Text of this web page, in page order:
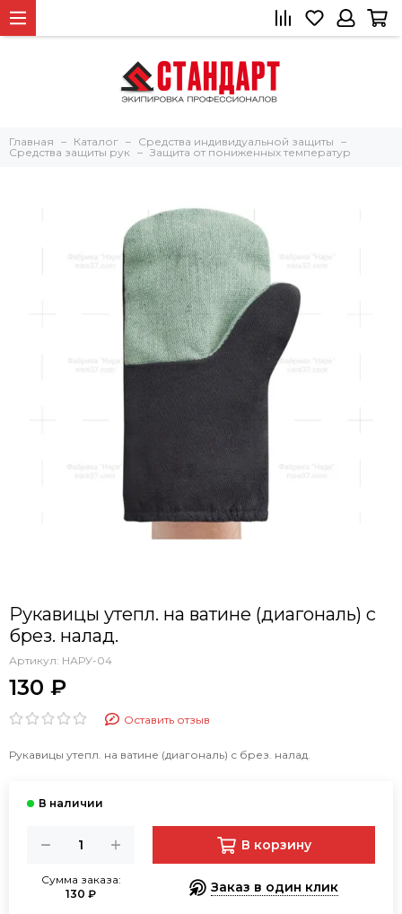
Главная Каталог
Средства индивидуальной защиты
Средства защиты рук
Защита от пониженных температур
Рукавицы утепл. на ватине (диагональ) с
брез. налад.
Артикул: НАРУ-04
130 ₽
Оставить отзыв
Рукавицы утепл. на ватине (диагональ) с брез. налад.
Сумма заказа:
130 ₽
В корзину
Заказ в один клик